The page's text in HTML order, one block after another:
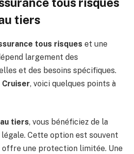
tiers
tous risques et une
largement des
et des besoins spécifiques.
Cruiser, voici quelques points à
tiers, vous bénéficiez de la
Cette option est souvent
offre une protection limitée. Une